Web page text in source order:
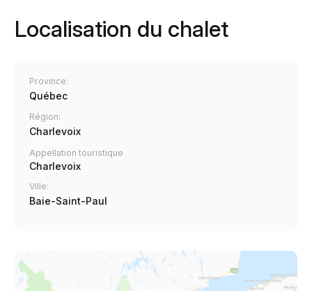
Localisation du chalet
Province:
Québec
Région:
Charlevoix
Appellation touristique
Charlevoix
Ville:
Baie-Saint-Paul